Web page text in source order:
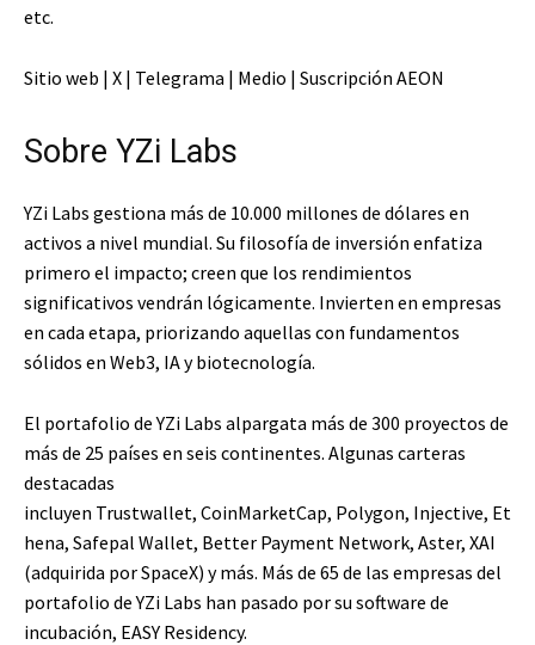
etc.
Sitio web | X | Telegrama | Medio | Suscripción AEON
Sobre YZi Labs
YZi Labs gestiona más de 10.000 millones de dólares en
activos a nivel mundial. Su filosofía de inversión enfatiza
primero el impacto; creen que los rendimientos
significativos vendrán lógicamente. Invierten en empresas
en cada etapa, priorizando aquellas con fundamentos
sólidos en Web3, IA y biotecnología.
El portafolio de YZi Labs alpargata más de 300 proyectos de
más de 25 países en seis continentes. Algunas carteras
destacadas
incluyen Trustwallet, CoinMarketCap, Polygon, Injective, Et
hena, Safepal Wallet, Better Payment Network, Aster, XAI
(adquirida por SpaceX) y más. Más de 65 de las empresas del
portafolio de YZi Labs han pasado por su software de
incubación, EASY Residency.